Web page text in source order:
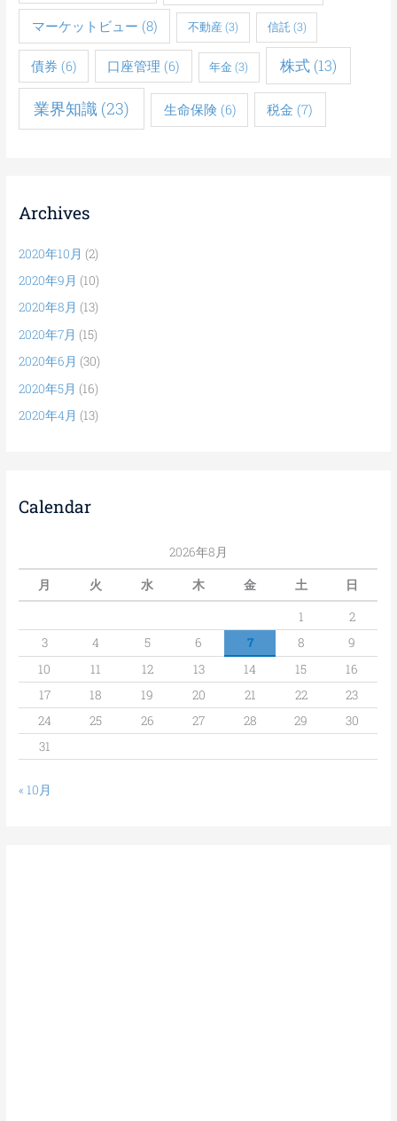
マーケットビュー (8) 不動産 (3) 信託(3)
債券 (6) 口座管理 (6) 年金 (3) 株式(13)
業界知識 (23) 生命保険(6) 税金 (7)
Archives
2020年10月 (2)
2020年9月 (10)
2020年8月 (13)
2020年7月 (15)
2020年6月 (30)
2020年5月 (16)
2020年4月 (13)
Calendar
2026年8月
月 火 水 木 金 土
日
1
2
3
4 5 6 7 8
9
10
11 12 13 14 15
16
17
18 19 20 21 22
23
24
25 26 27 28 29
30
31
« 10月